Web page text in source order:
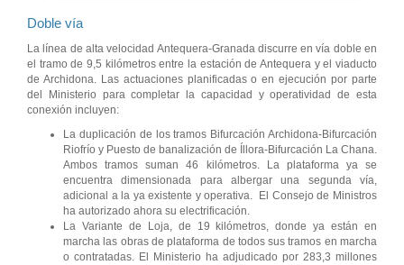
Doble vía
La línea de alta velocidad Antequera-Granada discurre en vía doble en
el tramo de 9,5 kilómetros entre la estación de Antequera y el viaducto
de Archidona. Las actuaciones planificadas o en ejecución por parte
del Ministerio para completar la capacidad y operatividad de esta
conexión incluyen:
La duplicación de los tramos Bifurcación Archidona-Bifurcación
Riofrío y Puesto de banalización de Íllora-Bifurcación La Chana.
Ambos tramos suman 46 kilómetros. La plataforma ya se
encuentra dimensionada para albergar una segunda vía,
adicional a la ya existente y operativa. El Consejo de Ministros
ha autorizado ahora su electrificación.
La Variante de Loja, de 19 kilómetros, donde ya están en
marcha las obras de plataforma de todos sus tramos en marcha
o contratadas. El Ministerio ha adjudicado por 283,3 millones